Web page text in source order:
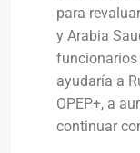
para
y Arabia
funcionarios
ayudaría a
OPEP+, a
continuar